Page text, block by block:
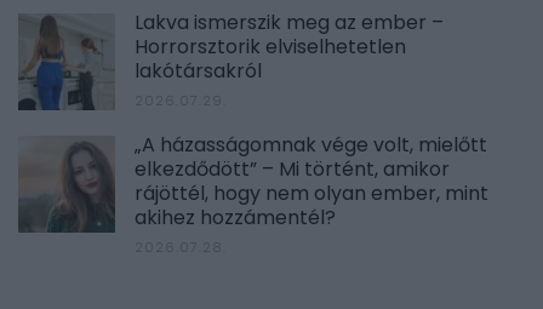
Lakva ismerszik meg az ember –
Horrorsztorik elviselhetetlen
lakótársakról
2026.07.29.
„A házasságomnak vége volt, mielőtt
elkezdődött” – Mi történt, amikor
rájöttél, hogy nem olyan ember, mint
akihez hozzámentél?
2026.07.28.